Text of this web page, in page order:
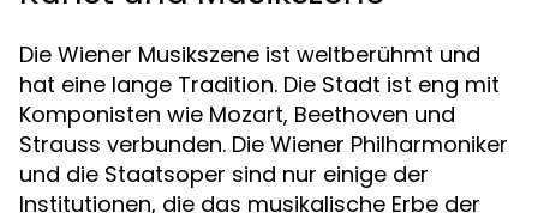
Die Wiener Musikszene ist weltberühmt und
hat eine lange Tradition. Die Stadt ist eng mit
Komponisten wie Mozart, Beethoven und
Strauss verbunden. Die Wiener Philharmoniker
und die Staatsoper sind nur einige der
Institutionen, die das musikalische Erbe der